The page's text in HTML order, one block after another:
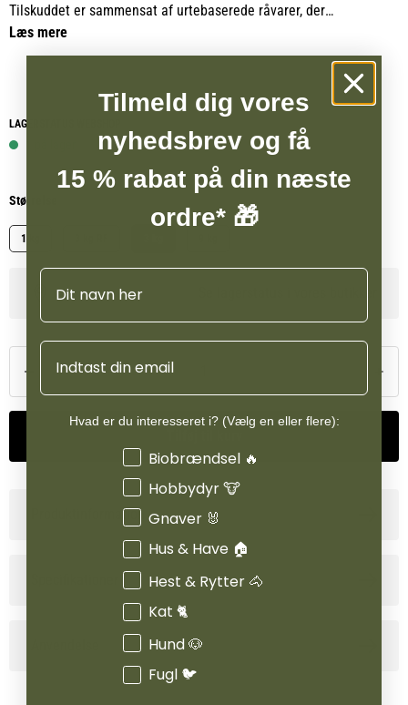
Tilskuddet er sammensat af urtebaserede råvarer, der
understøtter en sund regulering af både blodsukker og insulin og
dermed mindsker risikoen for de negative følgesymptomer, der
Nordic Blood Sugar Balance+ er velegnet til heste, der går på
græs eller skal indgræsses, hvor blodsukkeret ofte udfordres af et
højt sukkerindhold i græsset. Det er også et oplagt valg til heste
med uønskede fedtdepoter, til overvægtige heste i vægttabsforløb
eller til heste, der viser tegn på insulin-ineffektivitet. Samtidig
bidrager det til at støtte udskillelsen af affaldsstoffer fra
stofskiftesystemet, så kroppen kan arbejde mere effektivt.
Med sit fokus på naturlige, urtebaserede ingredienser giver
Nordic Blood Sugar Balance+ en skånsom og effektiv støtte til
heste, der har brug for hjælp til at stabilisere stofskiftet og opnå
en bedre balance i både energi og vægt.
Læs mere
LAGERSTATUS WEBSHOP
Størrelse
1 kg
Produktinformation
Tilmeld dig vores
nyhedsbrev og få
15 % rabat på din næste
ordre* 🎁
Navn
Email
Hvad er du interesseret i? (Vælg en eller flere):
Interesser
Biobrændsel 🔥
Hobbydyr 🐮
Gnaver 🐰
Hus & Have 🏠
Hest & Rytter 🐴
Kat 🐈
Hund 🐶
Fugl 🐦